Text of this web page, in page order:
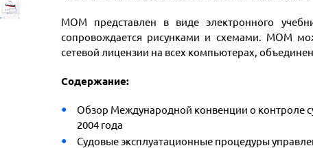
МОМ представлен в виде электронного
сопровождается рисунками и схемами. МОМ
сетевой лицензии на всех компьютерах,
Содержание:
Обзор Международной конвенции о контроле
2004 года
Судовые эксплуатационные процедуры